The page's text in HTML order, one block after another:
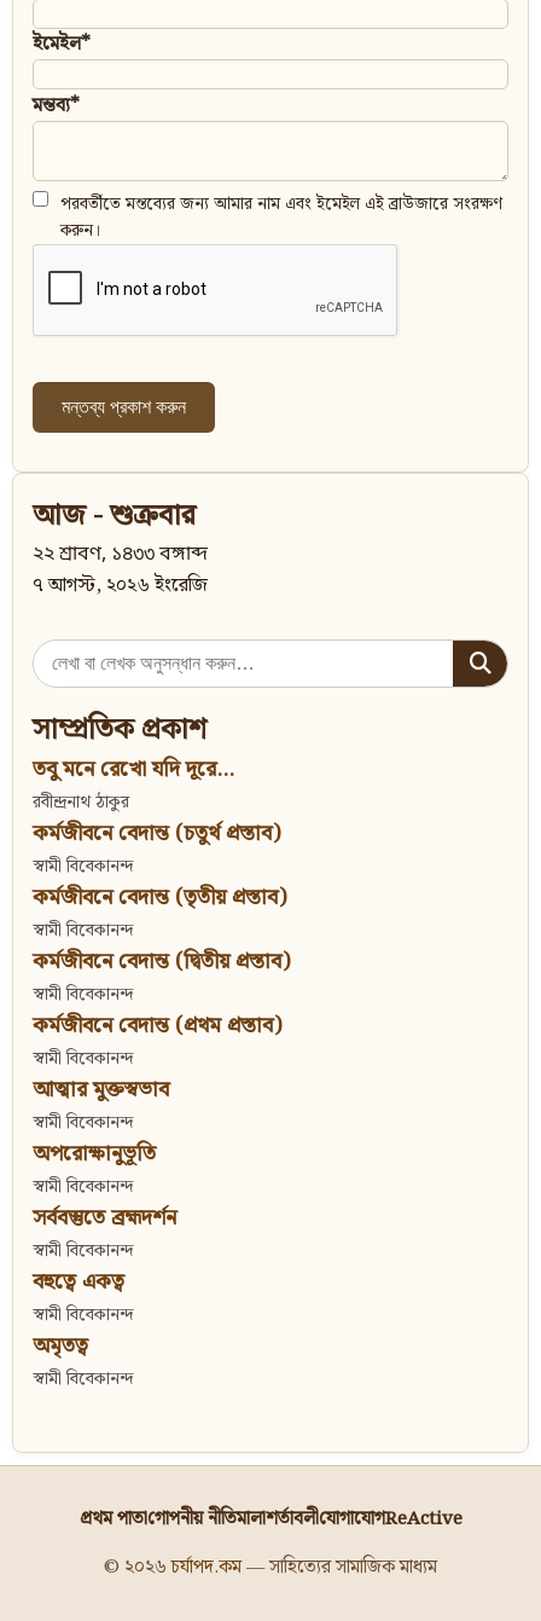
ইমেইল*
মন্তব্য*
পরবর্তীতে মন্তব্যের জন্য আমার নাম এবং ইমেইল এই ব্রাউজারে সংরক্ষণ
করুন।
আজ - শুক্রবার
২২ শ্রাবণ, ১৪৩৩ বঙ্গাব্দ
৭ আগস্ট, ২০২৬ ইংরেজি
Search
for:
সাম্প্রতিক প্রকাশ
তবু মনে রেখো যদি দূরে...
রবীন্দ্রনাথ ঠাকুর
কর্মজীবনে বেদান্ত (চতুর্থ প্রস্তাব)
স্বামী বিবেকানন্দ
কর্মজীবনে বেদান্ত (তৃতীয় প্রস্তাব)
স্বামী বিবেকানন্দ
কর্মজীবনে বেদান্ত (দ্বিতীয় প্রস্তাব)
স্বামী বিবেকানন্দ
কর্মজীবনে বেদান্ত (প্রথম প্রস্তাব)
স্বামী বিবেকানন্দ
আত্মার মুক্তস্বভাব
স্বামী বিবেকানন্দ
অপরোক্ষানুভূতি
স্বামী বিবেকানন্দ
সর্ববস্তুতে ব্রহ্মদর্শন
স্বামী বিবেকানন্দ
বহুত্বে একত্ব
স্বামী বিবেকানন্দ
অমৃতত্ব
স্বামী বিবেকানন্দ
প্রথম পাতাগোপনীয় নীতিমালাশর্তাবলীযোগাযোগReActive
© ২০২৬চর্যাপদ.কম— সাহিত্যের সামাজিক মাধ্যম